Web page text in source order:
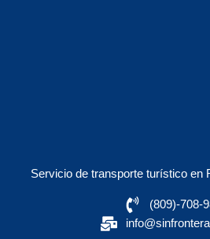
Servicio de transporte turístico en
(809)-708-